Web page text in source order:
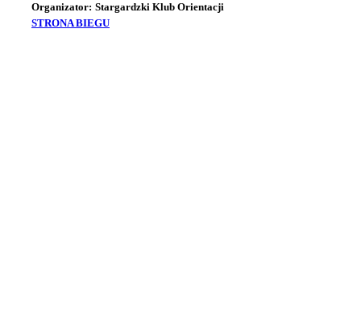
Organizator: Stargardzki Klub Orientacji
STRONA BIEGU